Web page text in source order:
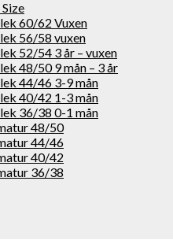
60/62 Vuxen
56/58 vuxen
52/54 3 år – vuxen
48/50 9 mån – 3 år
44/46 3-9 mån
40/42 1-3 mån
36/38 0-1 mån
48/50
44/46
40/42
36/38